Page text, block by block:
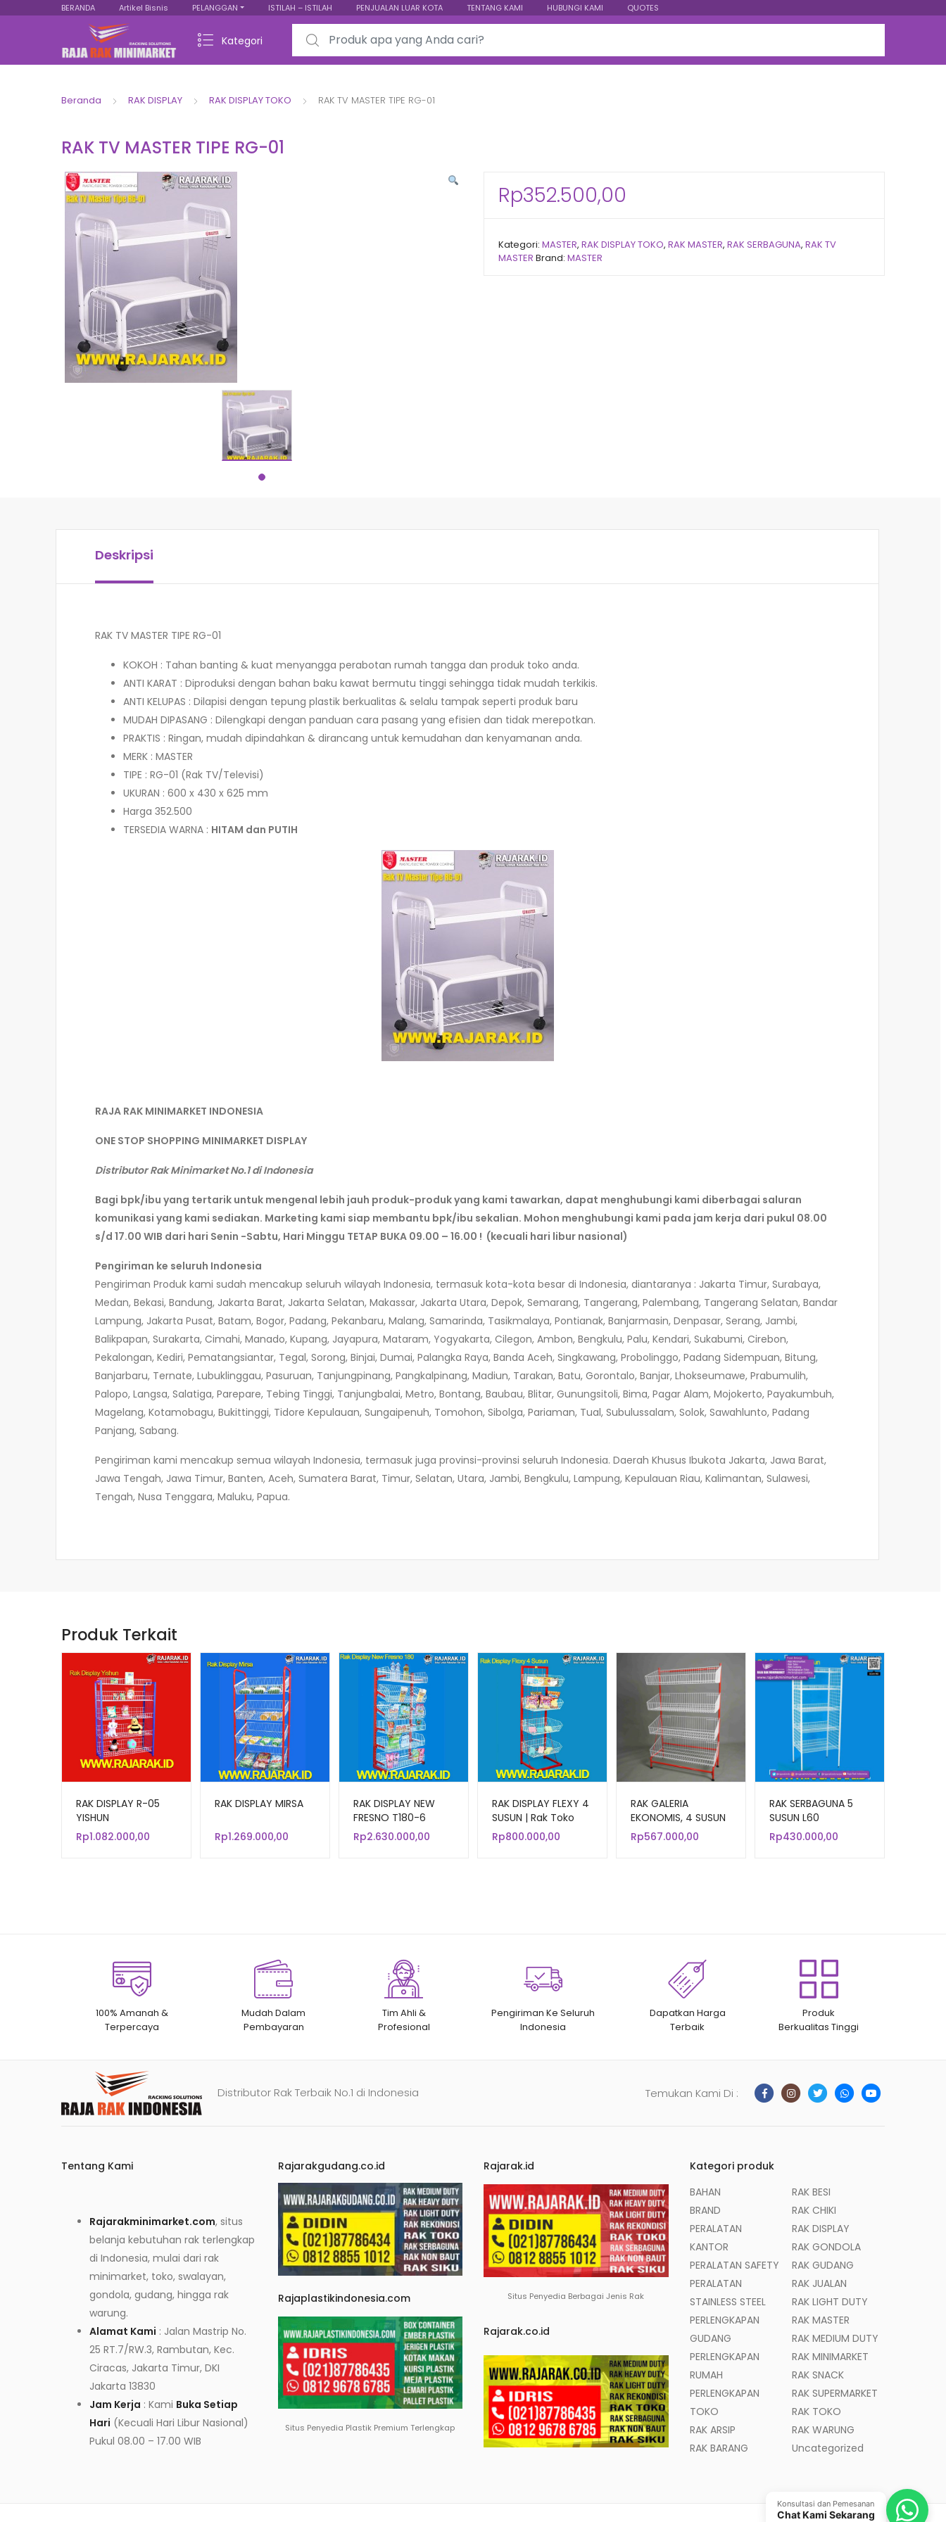
BERANDA Artikel Bisnis PELANGGAN ISTILAH – ISTILAH PENJUALAN LUAR KOTA TENTANG KAMI HUBUNGI KAMI QUOTES
Kategori
Search for:
Beranda RAK DISPLAY RAK DISPLAY TOKO RAK TV MASTER TIPE RG-01
RAK TV MASTER TIPE RG-01
Rp352.500,00
Kategori: MASTER, RAK DISPLAY TOKO, RAK MASTER, RAK SERBAGUNA, RAK TV
MASTER Brand: MASTER
Deskripsi
RAK TV MASTER TIPE RG-01
KOKOH : Tahan banting & kuat menyangga perabotan rumah tangga dan produk toko anda.
ANTI KARAT : Diproduksi dengan bahan baku kawat bermutu tinggi sehingga tidak mudah terkikis.
ANTI KELUPAS : Dilapisi dengan tepung plastik berkualitas & selalu tampak seperti produk baru
MUDAH DIPASANG : Dilengkapi dengan panduan cara pasang yang efisien dan tidak merepotkan.
PRAKTIS : Ringan, mudah dipindahkan & dirancang untuk kemudahan dan kenyamanan anda.
MERK : MASTER
TIPE : RG-01 (Rak TV/Televisi)
UKURAN : 600 x 430 x 625 mm
Harga 352.500
TERSEDIA WARNA : HITAM dan PUTIH
RAJA RAK MINIMARKET INDONESIA
ONE STOP SHOPPING MINIMARKET DISPLAY
Distributor Rak Minimarket No.1 di Indonesia
Bagi bpk/ibu yang tertarik untuk mengenal lebih jauh produk-produk yang kami tawarkan, dapat menghubungi kami diberbagai saluran
komunikasi yang kami sediakan. Marketing kami siap membantu bpk/ibu sekalian. Mohon menghubungi kami pada jam kerja dari pukul 08.00
s/d 17.00 WIB dari hari Senin -Sabtu, Hari Minggu TETAP BUKA 09.00 – 16.00 ! (kecuali hari libur nasional)
Pengiriman ke seluruh Indonesia
Pengiriman Produk kami sudah mencakup seluruh wilayah Indonesia, termasuk kota-kota besar di Indonesia, diantaranya : Jakarta Timur, Surabaya,
Medan, Bekasi, Bandung, Jakarta Barat, Jakarta Selatan, Makassar, Jakarta Utara, Depok, Semarang, Tangerang, Palembang, Tangerang Selatan, Bandar
Lampung, Jakarta Pusat, Batam, Bogor, Padang, Pekanbaru, Malang, Samarinda, Tasikmalaya, Pontianak, Banjarmasin, Denpasar, Serang, Jambi,
Balikpapan, Surakarta, Cimahi, Manado, Kupang, Jayapura, Mataram, Yogyakarta, Cilegon, Ambon, Bengkulu, Palu, Kendari, Sukabumi, Cirebon,
Pekalongan, Kediri, Pematangsiantar, Tegal, Sorong, Binjai, Dumai, Palangka Raya, Banda Aceh, Singkawang, Probolinggo, Padang Sidempuan, Bitung,
Banjarbaru, Ternate, Lubuklinggau, Pasuruan, Tanjungpinang, Pangkalpinang, Madiun, Tarakan, Batu, Gorontalo, Banjar, Lhokseumawe, Prabumulih,
Palopo, Langsa, Salatiga, Parepare, Tebing Tinggi, Tanjungbalai, Metro, Bontang, Baubau, Blitar, Gunungsitoli, Bima, Pagar Alam, Mojokerto, Payakumbuh,
Magelang, Kotamobagu, Bukittinggi, Tidore Kepulauan, Sungaipenuh, Tomohon, Sibolga, Pariaman, Tual, Subulussalam, Solok, Sawahlunto, Padang
Panjang, Sabang.
Pengiriman kami mencakup semua wilayah Indonesia, termasuk juga provinsi-provinsi seluruh Indonesia. Daerah Khusus Ibukota Jakarta, Jawa Barat,
Jawa Tengah, Jawa Timur, Banten, Aceh, Sumatera Barat, Timur, Selatan, Utara, Jambi, Bengkulu, Lampung, Kepulauan Riau, Kalimantan, Sulawesi,
Tengah, Nusa Tenggara, Maluku, Papua.
Produk Terkait
RAK DISPLAY R-05
YISHUN
Rp1.082.000,00
RAK DISPLAY MIRSA
Rp1.269.000,00
RAK DISPLAY NEW
FRESNO T180-6
Rp2.630.000,00
RAK DISPLAY FLEXY 4
SUSUN | Rak Toko
Kue, Mie, Roti, Snack,
Chiki
Rp800.000,00
RAK GALERIA
EKONOMIS, 4 SUSUN
KERANJANG, UKURAN
80x34x127 cm | RAK
Rp567.000,00
RAK SERBAGUNA 5
SUSUN L60
Rp430.000,00
100% Amanah &
Terpercaya
Mudah Dalam
Pembayaran
Tim Ahli &
Profesional
Pengiriman Ke Seluruh
Indonesia
Dapatkan Harga
Terbaik
Produk
Berkualitas Tinggi
Distributor Rak Terbaik No.1 di Indonesia Temukan Kami Di :
Tentang Kami
Rajarakminimarket.com, situs
belanja kebutuhan rak terlengkap
di Indonesia, mulai dari rak
minimarket, toko, swalayan,
gondola, gudang, hingga rak
warung.
Alamat Kami : Jalan Mastrip No.
25 RT.7/RW.3, Rambutan, Kec.
Ciracas, Jakarta Timur, DKI
Jakarta 13830
Jam Kerja : Kami Buka Setiap
Hari (Kecuali Hari Libur Nasional)
Pukul 08.00 – 17.00 WIB
Rajarakgudang.co.id
Rajaplastikindonesia.com
Situs Penyedia Plastik Premium Terlengkap
Rajarak.id
Situs Penyedia Berbagai Jenis Rak
Rajarak.co.id
Kategori produk
BAHAN
BRAND
PERALATAN
KANTOR
PERALATAN SAFETY
PERALATAN
STAINLESS STEEL
PERLENGKAPAN
GUDANG
PERLENGKAPAN
RUMAH
PERLENGKAPAN
TOKO
RAK ARSIP
RAK BARANG
RAK BESI
RAK CHIKI
RAK DISPLAY
RAK GONDOLA
RAK GUDANG
RAK JUALAN
RAK LIGHT DUTY
RAK MASTER
RAK MEDIUM DUTY
RAK MINIMARKET
RAK SNACK
RAK SUPERMARKET
RAK TOKO
RAK WARUNG
Uncategorized
Konsultasi dan Pemesanan
Chat Kami Sekarang